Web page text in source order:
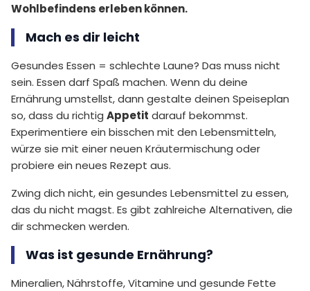
Wohlbefindens erleben können.
Mach es dir leicht
Gesundes Essen = schlechte Laune? Das muss nicht
sein. Essen darf Spaß machen. Wenn du deine
Ernährung umstellst, dann gestalte deinen Speiseplan
so, dass du richtig Appetit darauf bekommst.
Experimentiere ein bisschen mit den Lebensmitteln,
würze sie mit einer neuen Kräutermischung oder
probiere ein neues Rezept aus.
Zwing dich nicht, ein gesundes Lebensmittel zu essen,
das du nicht magst. Es gibt zahlreiche Alternativen, die
dir schmecken werden.
Was ist gesunde Ernährung?
Mineralien, Nährstoffe, Vitamine und gesunde Fette